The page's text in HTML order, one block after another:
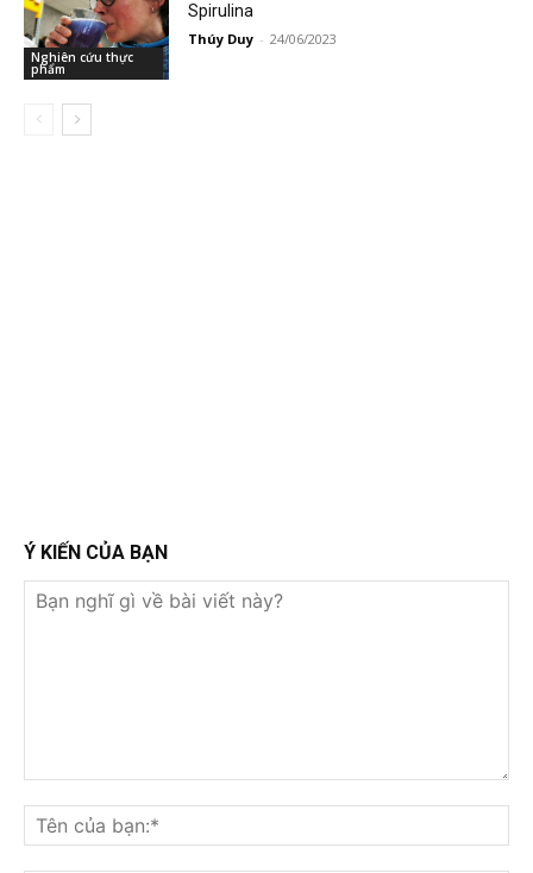
Nghiên cứu thực
phẩm
Spirulina
Thúy Duy - 24/06/2023
Ý KIẾN CỦA BẠN
nghĩ
gì
về